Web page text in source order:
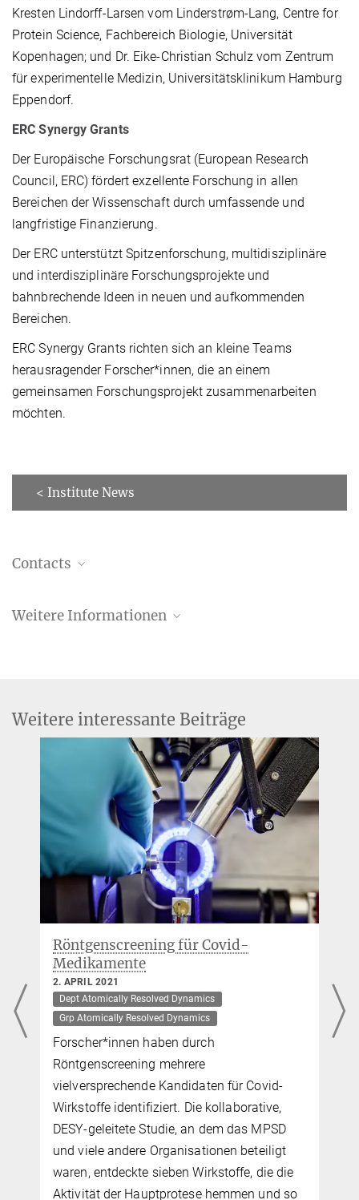
Kresten Lindorff-Larsen vom Linderstrøm-Lang, Centre for
Protein Science, Fachbereich Biologie, Universität
Kopenhagen; und Dr. Eike-Christian Schulz vom Zentrum
für experimentelle Medizin, Universitätsklinikum Hamburg
Eppendorf.
ERC Synergy Grants
Der Europäische Forschungsrat (European Research
Council, ERC) fördert exzellente Forschung in allen
Bereichen der Wissenschaft durch umfassende und
langfristige Finanzierung.
Der ERC unterstützt Spitzenforschung, multidisziplinäre
und interdisziplinäre Forschungsprojekte und
bahnbrechende Ideen in neuen und aufkommenden
Bereichen.
ERC Synergy Grants richten sich an kleine Teams
herausragender Forscher*innen, die an einem
gemeinsamen Forschungsprojekt zusammenarbeiten
möchten.
< Institute News
Contacts
Ehemaliger Postdoc
Weitere Informationen
Weitere interessante Beiträge
Röntgenscreening für Covid-
Medikamente
2. APRIL 2021
Dept Atomically Resolved Dynamics
Grp Atomically Resolved Dynamics
Forscher*innen haben durch
Röntgenscreening mehrere
vielversprechende Kandidaten für Covid-
Wirkstoffe identifiziert. Die kollaborative,
DESY-geleitete Studie, an dem das MPSD
und viele andere Organisationen beteiligt
waren, entdeckte sieben Wirkstoffe, die die
Aktivität der Hauptprotese hemmen und so